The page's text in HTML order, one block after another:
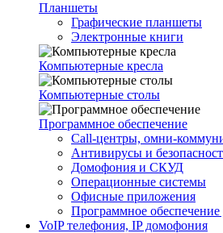
Планшеты
Графические планшеты
Электронные книги
Компьютерные кресла
Компьютерные столы
Программное обеспечение
Call-центры, омни-
Антивирусы и
Домофония и СКУД
Операционные системы
Офисные приложения
Программное
VoIP телефония, IP домофония